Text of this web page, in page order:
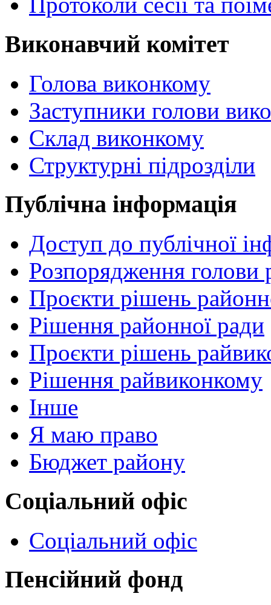
Виконавчий комітет
Голова виконкому
Заступники голови
Склад виконкому
Структурні підрозділи
Публічна інформація
Доступ до публічної
Розпорядження голови
Проєкти рішень
Рішення районної ради
Проєкти рішень
Рішення райвиконкому
Інше
Я маю право
Бюджет району
Соціальний офіс
Соціальний офіс
Пенсійний фонд